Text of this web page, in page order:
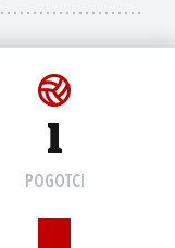
1
POGOTCI